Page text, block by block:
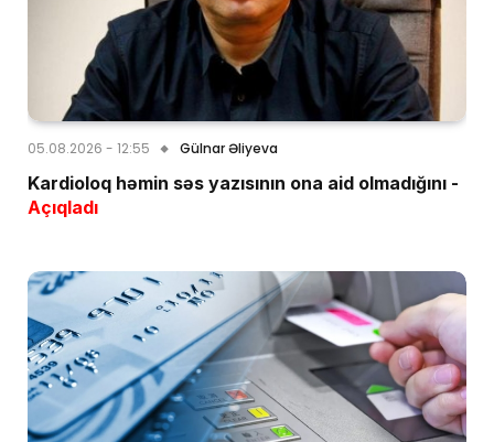
05.08.2026 - 12:55 Gülnar Əliyeva
Kardioloq həmin səs yazısının ona aid olmadığını -
Açıqladı